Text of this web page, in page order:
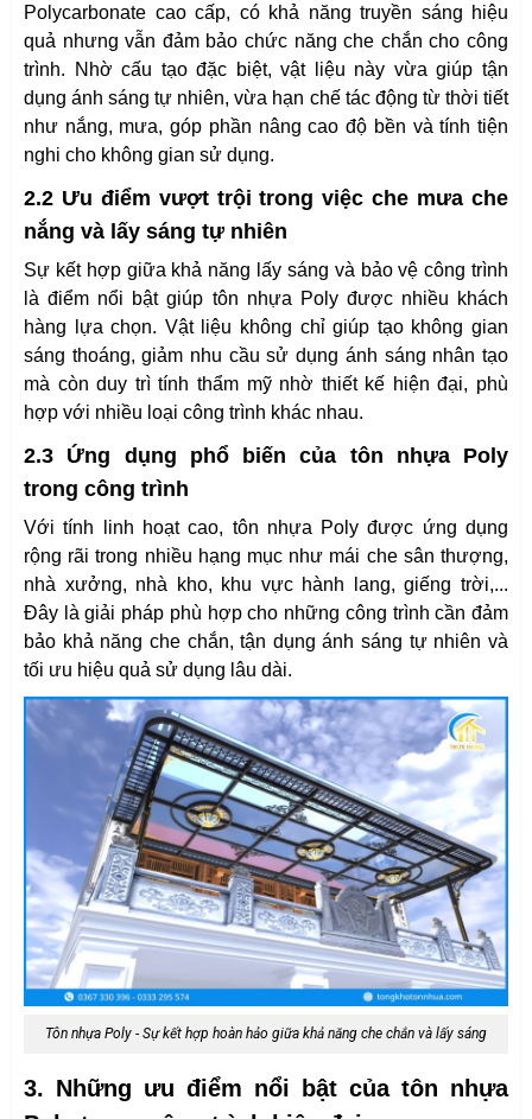
Polycarbonate cao cấp, có khả năng truyền sáng hiệu
quả nhưng vẫn đảm bảo chức năng che chắn cho công
trình. Nhờ cấu tạo đặc biệt, vật liệu này vừa giúp tận
dụng ánh sáng tự nhiên, vừa hạn chế tác động từ thời tiết
như nắng, mưa, góp phần nâng cao độ bền và tính tiện
nghi cho không gian sử dụng.
2.2 Ưu điểm vượt trội trong việc che mưa che
nắng và lấy sáng tự nhiên
Sự kết hợp giữa khả năng lấy sáng và bảo vệ công trình
là điểm nổi bật giúp tôn nhựa Poly được nhiều khách
hàng lựa chọn. Vật liệu không chỉ giúp tạo không gian
sáng thoáng, giảm nhu cầu sử dụng ánh sáng nhân tạo
mà còn duy trì tính thẩm mỹ nhờ thiết kế hiện đại, phù
hợp với nhiều loại công trình khác nhau.
2.3 Ứng dụng phổ biến của tôn nhựa Poly
trong công trình
Với tính linh hoạt cao, tôn nhựa Poly được ứng dụng
rộng rãi trong nhiều hạng mục như mái che sân thượng,
nhà xưởng, nhà kho, khu vực hành lang, giếng trời,...
Đây là giải pháp phù hợp cho những công trình cần đảm
bảo khả năng che chắn, tận dụng ánh sáng tự nhiên và
tối ưu hiệu quả sử dụng lâu dài.
Tôn nhựa Poly - Sự kết hợp hoàn hảo giữa khả năng che chắn và lấy sáng
3. Những ưu điểm nổi bật của tôn nhựa